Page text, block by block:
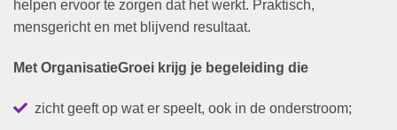
helpen ervoor te zorgen dat het werkt. Praktisch,
mensgericht en met blijvend resultaat.
Met OrganisatieGroei krijg je begeleiding die
zicht geeft op wat er speelt, ook in de onderstroom;